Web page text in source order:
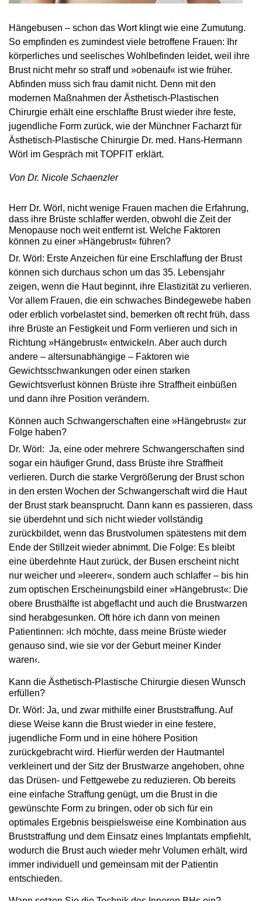
Hängebusen – schon das Wort klingt wie eine Zumutung.
So empfinden es zumindest viele betroffene Frauen: Ihr
körperliches und seelisches Wohlbefinden leidet, weil ihre
Brust nicht mehr so straff und »obenauf« ist wie früher.
Abfinden muss sich frau damit nicht. Denn mit den
modernen Maßnahmen der Ästhetisch-Plastischen
Chirurgie erhält eine erschlaffte Brust wieder ihre feste,
jugendliche Form zurück, wie der Münchner Facharzt für
Ästhetisch-Plastische Chirurgie Dr. med. Hans-Hermann
Wörl im Gespräch mit TOPFIT erklärt.
Von Dr. Nicole Schaenzler
Herr Dr. Wörl, nicht wenige Frauen machen die Erfahrung,
dass ihre Brüste schlaffer werden, obwohl die Zeit der
Menopause noch weit entfernt ist. Welche Faktoren
können zu einer »Hängebrust« führen?
Dr. Wörl: Erste Anzeichen für eine Erschlaffung der Brust
können sich durchaus schon um das 35. Lebensjahr
zeigen, wenn die Haut beginnt, ihre Elastizität zu verlieren.
Vor allem Frauen, die ein schwaches Bindegewebe haben
oder erblich vorbelastet sind, bemerken oft recht früh, dass
ihre Brüste an Festigkeit und Form verlieren und sich in
Richtung »Hängebrust« entwickeln. Aber auch durch
andere – altersunabhängige – Faktoren wie
Gewichtsschwankungen oder einen starken
Gewichtsverlust können Brüste ihre Straffheit einbüßen
und dann ihre Position verändern.
Können auch Schwangerschaften eine »Hängebrust« zur
Folge haben?
Dr. Wörl: Ja, eine oder mehrere Schwangerschaften sind
sogar ein häufiger Grund, dass Brüste ihre Straffheit
verlieren. Durch die starke Vergrößerung der Brust schon
in den ersten Wochen der Schwangerschaft wird die Haut
der Brust stark beansprucht. Dann kann es passieren, dass
sie überdehnt und sich nicht wieder vollständig
zurückbildet, wenn das Brustvolumen spätestens mit dem
Ende der Stillzeit wieder abnimmt. Die Folge: Es bleibt
eine überdehnte Haut zurück, der Busen erscheint nicht
nur weicher und »leerer«, sondern auch schlaffer – bis hin
zum optischen Erscheinungsbild einer »Hängebrust«: Die
obere Brusthälfte ist abgeflacht und auch die Brustwarzen
sind herabgesunken. Oft höre ich dann von meinen
Patientinnen: ›Ich möchte, dass meine Brüste wieder
genauso sind, wie sie vor der Geburt meiner Kinder
waren‹.
Kann die Ästhetisch-Plastische Chirurgie diesen Wunsch
erfüllen?
Dr. Wörl: Ja, und zwar mithilfe einer Bruststraffung. Auf
diese Weise kann die Brust wieder in eine festere,
jugendliche Form und in eine höhere Position
zurückgebracht wird. Hierfür werden der Hautmantel
verkleinert und der Sitz der Brustwarze angehoben, ohne
das Drüsen- und Fettgewebe zu reduzieren. Ob bereits
eine einfache Straffung genügt, um die Brust in die
gewünschte Form zu bringen, oder ob sich für ein
optimales Ergebnis beispielsweise eine Kombination aus
Bruststraffung und dem Einsatz eines Implantats empfiehlt,
wodurch die Brust auch wieder mehr Volumen erhält, wird
immer individuell und gemeinsam mit der Patientin
entschieden.